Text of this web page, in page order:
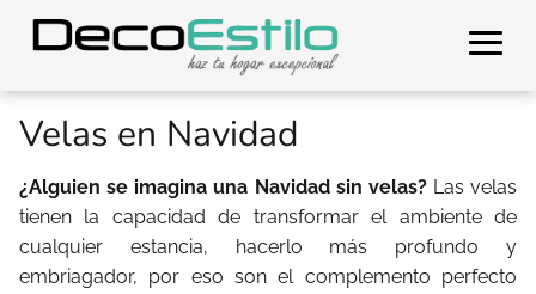
Velas en Navidad
¿Alguien se imagina una Navidad sin velas?Las velas
tienen la capacidad de transformar el ambiente de
cualquier estancia, hacerlo más profundo y
embriagador, por eso son el complemento perfecto